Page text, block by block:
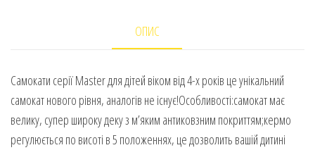
ОПИС
Самокати серії Master для дітей віком від 4-х років це унікальний
самокат нового рівня, аналогів не існує!Особливості:самокат має
велику, супер широку деку з м’яким антиковзним покриттям;кермо
регулюється по висоті в 5 положеннях, це дозволить вашій дитині